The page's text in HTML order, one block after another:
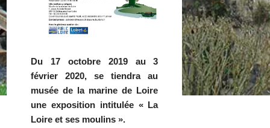
Du 17 octobre 2019 au 3
février 2020, se tiendra au
musée de la marine de Loire
une exposition intitulée « La
Loire et ses moulins ».